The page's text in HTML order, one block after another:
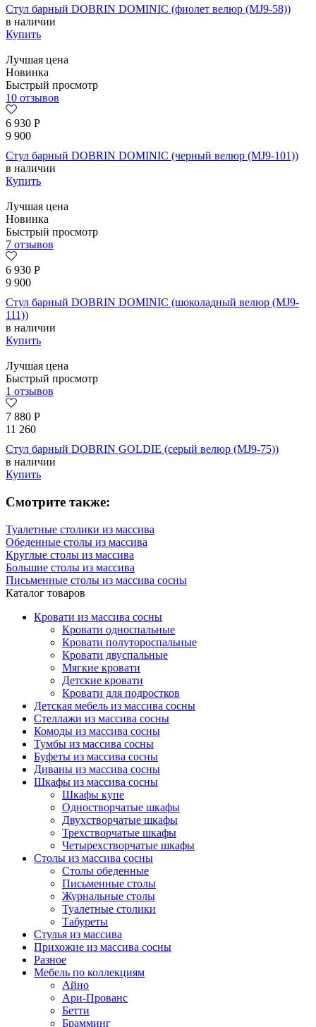
Стул барный DOBRIN DOMINIC (фиолет велюр (MJ9-58))
в наличии
Купить
Лучшая цена
Новинка
Быстрый просмотр
10 отзывов
6 930 Р
9 900
Стул барный DOBRIN DOMINIC (черный велюр (MJ9-101))
в наличии
Купить
Лучшая цена
Новинка
Быстрый просмотр
7 отзывов
6 930 Р
9 900
Стул барный DOBRIN DOMINIC (шоколадный велюр (MJ9-
111))
в наличии
Купить
Лучшая цена
Быстрый просмотр
1 отзывов
7 880 Р
11 260
Стул барный DOBRIN GOLDIE (серый велюр (MJ9-75))
в наличии
Купить
Смотрите также:
Туалетные столики из массива
Обеденные столы из массива
Круглые столы из массива
Большие столы из массива
Письменные столы из массива сосны
Каталог товаров
Кровати из массива сосны
Кровати односпальные
Кровати полутороспальные
Кровати двуспальные
Мягкие кровати
Детские кровати
Кровати для подростков
Детская мебель из массива сосны
Стеллажи из массива сосны
Комоды из массива сосны
Тумбы из массива сосны
Буфеты из массива сосны
Диваны из массива сосны
Шкафы из массива сосны
Шкафы купе
Одностворчатые шкафы
Двухстворчатые шкафы
Трехстворчатые шкафы
Четырехстворчатые шкафы
Столы из массива сосны
Столы обеденные
Письменные столы
Журнальные столы
Туалетные столики
Табуреты
Стулья из массива
Прихожие из массива сосны
Разное
Мебель по коллекциям
Айно
Ари-Прованс
Бетти
Брамминг